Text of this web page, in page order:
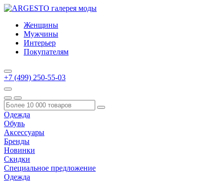
Женщины
Мужчины
Интерьер
Покупателям
+7 (499) 250-55-03
Одежда
Обувь
Аксессуары
Бренды
Новинки
Скидки
Специальное предложение
Одежда